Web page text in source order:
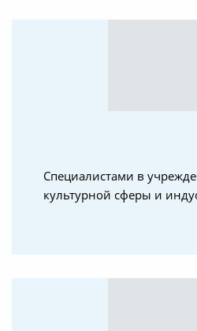
Специалистами в
культурной сферы и